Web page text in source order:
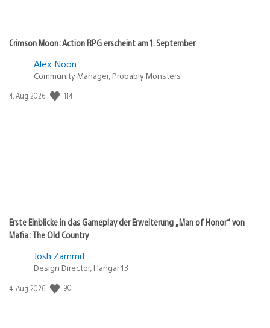
Crimson Moon: Action RPG erscheint am 1. September
Alex Noon
Community Manager, Probably Monsters
Veröffentlichungsdatum:
4. Aug 2026 114
Erste Einblicke in das Gameplay der Erweiterung „Man of Honor“ von
Mafia: The Old Country
Josh Zammit
Design Director, Hangar 13
Veröffentlichungsdatum:
4. Aug 2026 90